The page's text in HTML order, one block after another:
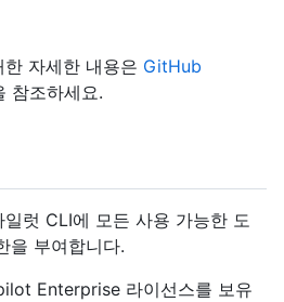
자세한 내용은 GitHub
참조하세요.
럿 CLI에 모든 사용 가능한 도
을 부여합니다.
Enterprise 라이선스를 보유